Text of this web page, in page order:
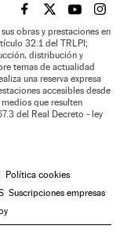
EL PAÍS BRASIL EN
EL PAÍSEL PAÍS
EL
obras y prestaciones en
32.1 del TRLPI;
distribución y
temas de actualidad
una reserva expresa
accesibles desde
que resulten
del Real Decreto - ley
Política cookies
Suscripciones empresas